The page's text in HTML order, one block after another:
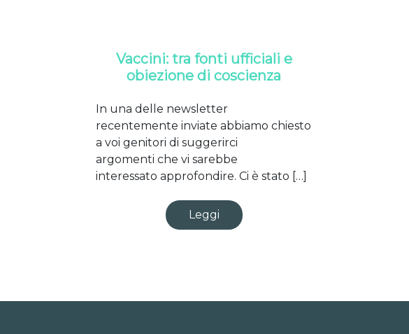
Vaccini: tra fonti ufficiali e
obiezione di coscienza
In una delle newsletter
recentemente inviate abbiamo chiesto
a voi genitori di suggerirci
argomenti che vi sarebbe
interessato approfondire. Ci è stato […]
Leggi